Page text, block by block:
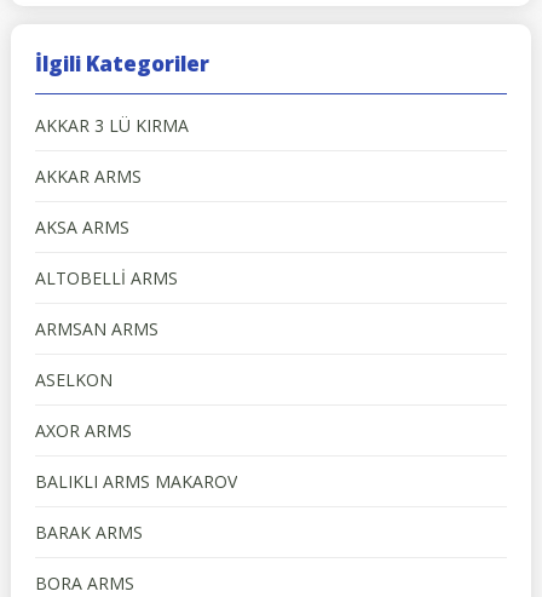
İlgili Kategoriler
AKKAR 3 LÜ KIRMA
AKKAR ARMS
AKSA ARMS
ALTOBELLİ ARMS
ARMSAN ARMS
ASELKON
AXOR ARMS
BALIKLI ARMS MAKAROV
BARAK ARMS
BORA ARMS